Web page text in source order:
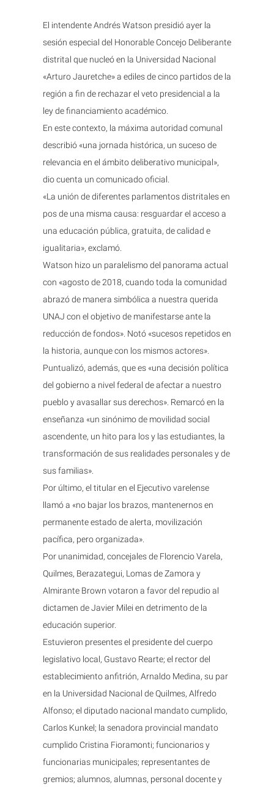
El intendente Andrés Watson presidió ayer la
sesión especial del Honorable Concejo Deliberante
distrital que nucleó en la Universidad Nacional
«Arturo Jauretche» a ediles de cinco partidos de la
región a fin de rechazar el veto presidencial a la
ley de financiamiento académico.
En este contexto, la máxima autoridad comunal
describió «una jornada histórica, un suceso de
relevancia en el ámbito deliberativo municipal»,
dio cuenta un comunicado oficial.
«La unión de diferentes parlamentos distritales en
pos de una misma causa: resguardar el acceso a
una educación pública, gratuita, de calidad e
igualitaria», exclamó.
Watson hizo un paralelismo del panorama actual
con «agosto de 2018, cuando toda la comunidad
abrazó de manera simbólica a nuestra querida
UNAJ con el objetivo de manifestarse ante la
reducción de fondos». Notó «sucesos repetidos en
la historia, aunque con los mismos actores».
Puntualizó, además, que es «una decisión política
del gobierno a nivel federal de afectar a nuestro
pueblo y avasallar sus derechos». Remarcó en la
enseñanza «un sinónimo de movilidad social
ascendente, un hito para los y las estudiantes, la
transformación de sus realidades personales y de
sus familias».
Por último, el titular en el Ejecutivo varelense
llamó a «no bajar los brazos, mantenernos en
permanente estado de alerta, movilización
pacífica, pero organizada».
Por unanimidad, concejales de Florencio Varela,
Quilmes, Berazategui, Lomas de Zamora y
Almirante Brown votaron a favor del repudio al
dictamen de Javier Milei en detrimento de la
educación superior.
Estuvieron presentes el presidente del cuerpo
legislativo local, Gustavo Rearte; el rector del
establecimiento anfitrión, Arnaldo Medina, su par
en la Universidad Nacional de Quilmes, Alfredo
Alfonso; el diputado nacional mandato cumplido,
Carlos Kunkel; la senadora provincial mandato
cumplido Cristina Fioramonti; funcionarios y
funcionarias municipales; representantes de
gremios; alumnos, alumnas, personal docente y